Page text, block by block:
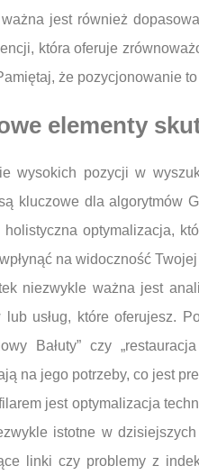
jest również
która oferuje
że pozycjonowanie
elementy
wysokich pozycji w
kluczowe dla algorytmów
holistyczna optymalizacja,
na widoczność
niezwykle ważna jest
lub usług, które oferujesz.
Bałuty” czy
na jego potrzeby, co jest
jest optymalizacja
istotne w
linki czy problemy z